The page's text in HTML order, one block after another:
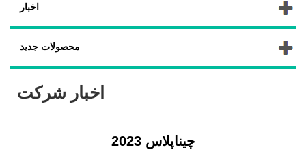
اخبار
محصولات جدید
اخبار شرکت
چیناپلاس 2023